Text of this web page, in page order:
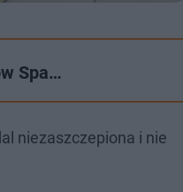
Spa…
niezaszczepiona i nie